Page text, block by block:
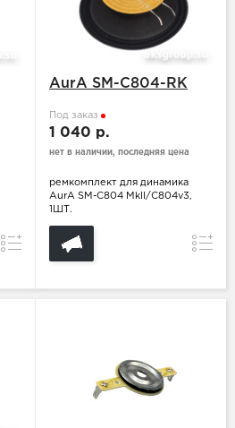
Сравнение
AurA SM-С804-RK
Под заказ
1 040 р.
нет в наличии, последняя цена
ремкомплект для динамика
AurA SM-С804 MkII/C804v3,
1ШТ.